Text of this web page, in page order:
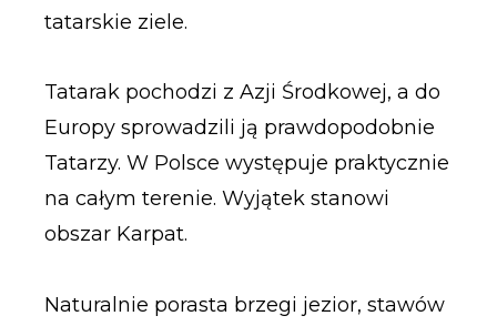
tatarskie ziele.
Tatarak pochodzi z Azji Środkowej, a do
Europy sprowadzili ją prawdopodobnie
Tatarzy. W Polsce występuje praktycznie
na całym terenie. Wyjątek stanowi
obszar Karpat.
Naturalnie porasta brzegi jezior, stawów